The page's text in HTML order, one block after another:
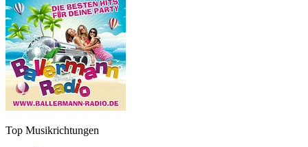
Top Musikrichtungen